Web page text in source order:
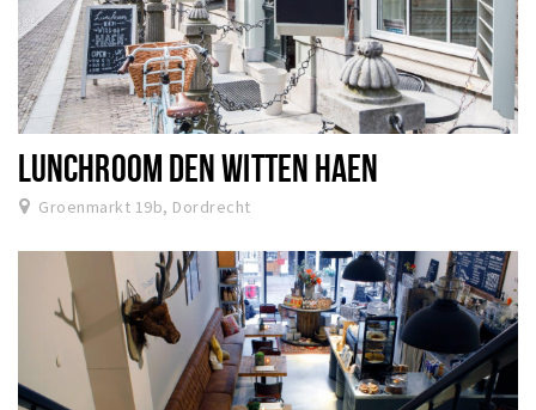
LUNCHROOM DEN WITTEN HAEN
Groenmarkt 19b, Dordrecht